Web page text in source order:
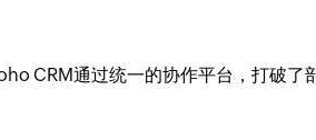
CRM通过统一的协作平台，打破了